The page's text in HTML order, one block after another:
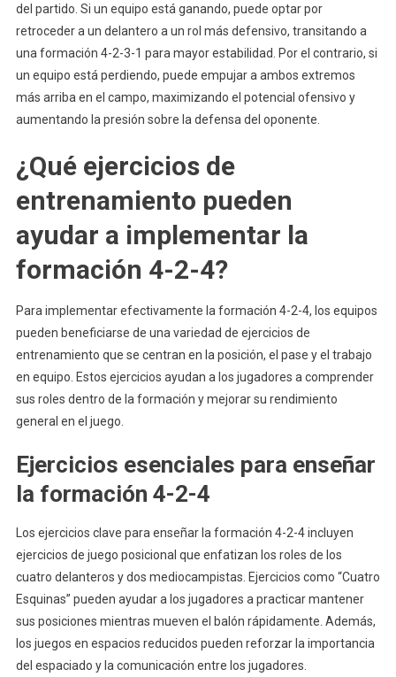
del partido. Si un equipo está ganando, puede optar por
retroceder a un delantero a un rol más defensivo, transitando a
una formación 4-2-3-1 para mayor estabilidad. Por el contrario, si
un equipo está perdiendo, puede empujar a ambos extremos
más arriba en el campo, maximizando el potencial ofensivo y
aumentando la presión sobre la defensa del oponente.
¿Qué ejercicios de
entrenamiento pueden
ayudar a implementar la
formación 4-2-4?
Para implementar efectivamente la formación 4-2-4, los equipos
pueden beneficiarse de una variedad de ejercicios de
entrenamiento que se centran en la posición, el pase y el trabajo
en equipo. Estos ejercicios ayudan a los jugadores a comprender
sus roles dentro de la formación y mejorar su rendimiento
general en el juego.
Ejercicios esenciales para enseñar
la formación 4-2-4
Los ejercicios clave para enseñar la formación 4-2-4 incluyen
ejercicios de juego posicional que enfatizan los roles de los
cuatro delanteros y dos mediocampistas. Ejercicios como “Cuatro
Esquinas” pueden ayudar a los jugadores a practicar mantener
sus posiciones mientras mueven el balón rápidamente. Además,
los juegos en espacios reducidos pueden reforzar la importancia
del espaciado y la comunicación entre los jugadores.